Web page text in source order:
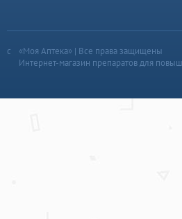
«Моя Аптека» | Все права защищены
Интернет-магазин препаратов для